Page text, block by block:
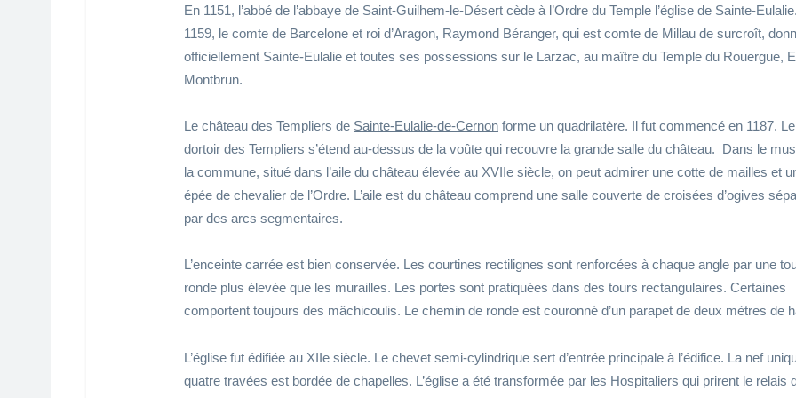
En 1151, l’abbé de l’abbaye de Saint-Guilhem-le-Désert cède à l’Ordre du Temple l’église de Sainte-
1159, le comte de Barcelone et roi d’Aragon, Raymond Béranger, qui est comte de Millau de surcroît,
officiellement Sainte-Eulalie et toutes ses possessions sur le Larzac, au maître du Temple du Rouergue,
Montbrun.
Le château des Templiers de Sainte-Eulalie-de-Cernon forme un quadrilatère. Il fut commencé en 1187. Le
dortoir des Templiers s’étend au-dessus de la voûte qui recouvre la grande salle du château. Dans le
la commune, situé dans l’aile du château élevée au XVIIe siècle, on peut admirer une cotte de mailles et
épée de chevalier de l’Ordre. L’aile est du château comprend une salle couverte de croisées d’ogives
par des arcs segmentaires.
L’enceinte carrée est bien conservée. Les courtines rectilignes sont renforcées à chaque angle par une
ronde plus élevée que les murailles. Les portes sont pratiquées dans des tours rectangulaires. Certaines
comportent toujours des mâchicoulis. Le chemin de ronde est couronné d’un parapet de deux mètres de
L’église fut édifiée au XIIe siècle. Le chevet semi-cylindrique sert d’entrée principale à l’édifice. La nef
quatre travées est bordée de chapelles. L’église a été transformée par les Hospitaliers qui prirent le relais